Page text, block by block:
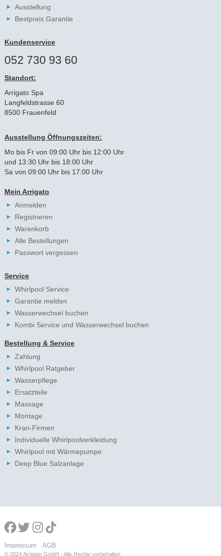
Ausstellung
Bestpreis Garantie
Kundenservice
052 730 93 60
Standort:
Arrigato Spa
Langfeldstrasse 60
8500 Frauenfeld
Ausstellung Öffnungszeiten:
Mo bis Fr von 09:00 Uhr bis 12:00 Uhr
und 13:30 Uhr bis 18:00 Uhr
Sa von 09:00 Uhr bis 17:00 Uhr
Mein Arrigato
Anmelden
Registrieren
Warenkorb
Alle Bestellungen
Passwort vergessen
Service
Whirlpool Service
Garantie melden
Wasserwechsel buchen
Kombi Service und Wasserwechsel buchen
Bestellung & Service
Zahlung
Whirlpool Ratgeber
Wasserpflege
Ersatzteile
Massage
Montage
Kran-Firmen
Individuelle Whirlpoolverkleidung
Whirlpool mit Wärmepumpe
Deep Blue Salzanlage
Impressum AGB
© 2024 Arrigato GmbH - Alle Rechte vorbehalten